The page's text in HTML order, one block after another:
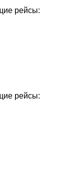
рейсы:
рейсы: